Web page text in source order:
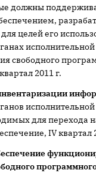
должны
целей его
исполнительной
свободного
2011 г.
исполнительной
для перехода
IV квартал